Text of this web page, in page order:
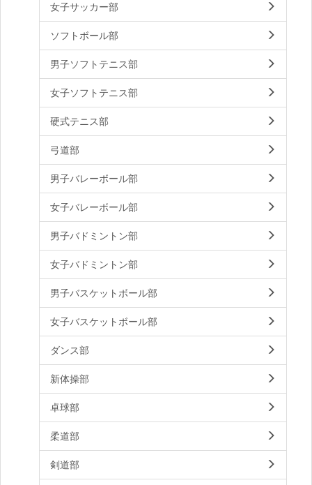
女子サッカー部
ソフトボール部
男子ソフトテニス部
女子ソフトテニス部
硬式テニス部
弓道部
男子バレーボール部
女子バレーボール部
男子バドミントン部
女子バドミントン部
男子バスケットボール部
女子バスケットボール部
ダンス部
新体操部
卓球部
柔道部
剣道部